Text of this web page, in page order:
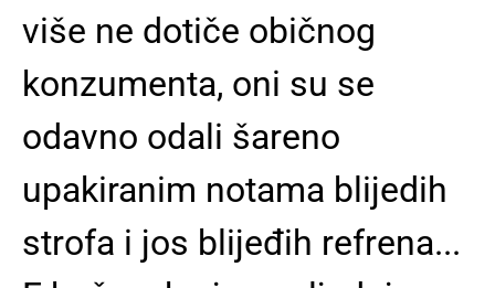
više ne dotiče običnog
konzumenta, oni su se
odavno odali šareno
upakiranim notama blijedih
strofa i jos blijeđih refrena...